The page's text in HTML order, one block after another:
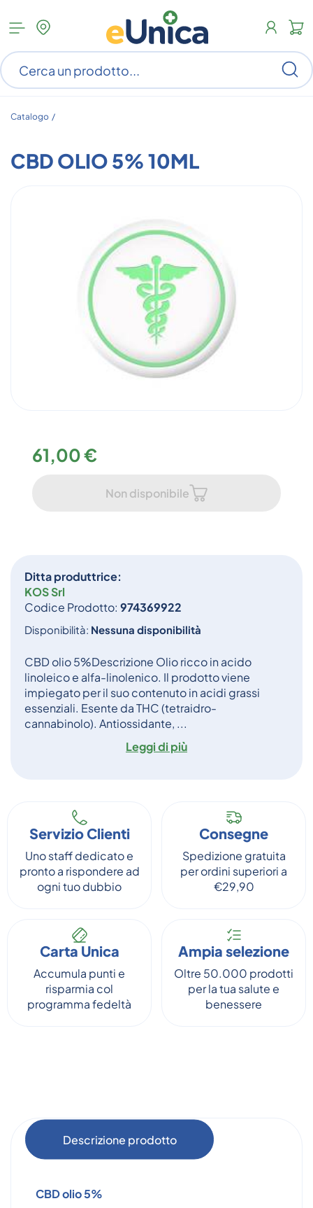
Apri
menu
categorie
Catalogo /
CBD OLIO 5% 10ML
Ditta produttrice:
KOS Srl
Codice Prodotto: 974369922
Disponibilità: Nessuna disponibilità
CBD olio 5%Descrizione Olio ricco in acido
linoleico e alfa-linolenico. Il prodotto viene
impiegato per il suo contenuto in acidi grassi
essenziali. Esente da THC (tetraidro-
cannabinolo). Antiossidante, ...
Leggi di più
61,00 €
Non disponibile
Servizio Clienti
Uno staff dedicato e
pronto a rispondere ad
ogni tuo dubbio
Consegne
Spedizione gratuita
per ordini superiori a
€29,90
Carta Unica
Accumula punti e
risparmia col
programma fedeltà
Ampia selezione
Oltre 50.000 prodotti
per la tua salute e
benessere
Descrizione prodotto
CBD olio 5%